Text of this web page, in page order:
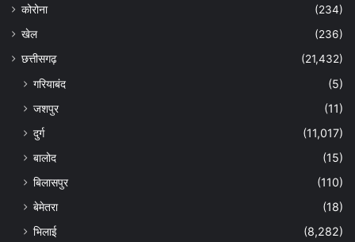
कोरोना
(234)
खेल
(236)
छत्तीसगढ़
(21,432)
गरियाबंद
(5)
जशपुर
(11)
दुर्ग
(11,017)
बालोद
(15)
बिलासपुर
(110)
बेमेतरा
(18)
भिलाई
(8,282)